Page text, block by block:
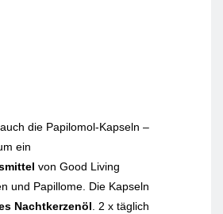
die Papilomol-Kapseln –
ein
von Good Living
und Papillome. Die Kapseln
Nachtkerzenöl. 2 x täglich